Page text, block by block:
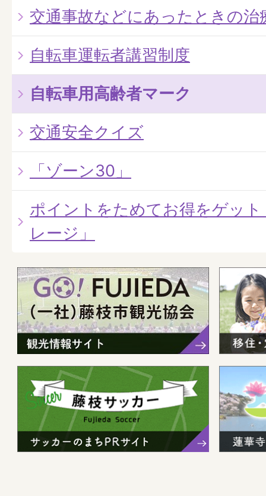
交通事故などにあったときの治
自転車運転者講習制度
自転車用高齢者マーク
交通安全クイズ
「ゾーン30」
ポイントをためてお得をゲッ
レージ」